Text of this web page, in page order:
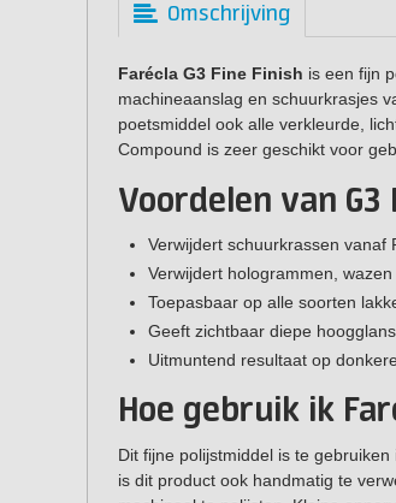
Omschrijving
Farécla G3 Fine Finish is een fijn
machineaanslag en schuurkrasjes
poetsmiddel ook alle verkleurde,
Compound is zeer geschikt voor
Voordelen van
Verwijdert schuurkrassen vanaf
Verwijdert hologrammen,
Toepasbaar op alle soorten
Geeft zichtbaar diepe hoogglans.
Uitmuntend resultaat op
Hoe gebruik ik
Dit fijne polijstmiddel is te
is dit product ook handmatig te